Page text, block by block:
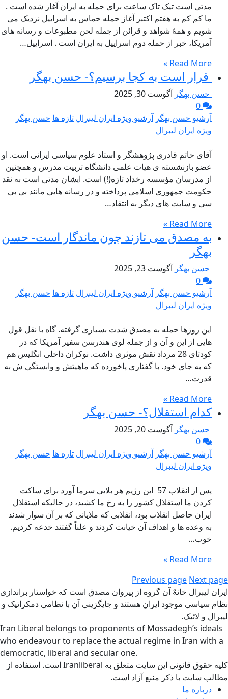
مدتی است تیک تاک ساعت برای حمله به ایران آغاز شده است .
ما کم کم به هفتم اکتبر آغاز حمله حماس به اسراییل نزدیک می
شویم و همهُ شواهد و قرائن از جمله لحن مطبوعات و رسانه های
آمریکا، خبر از حمله دوم اسراییل به ایران است . اسراییل…
Read More »
قرار است به کجا برسیم؟- حسن بهگر
حسن بهگر آگوست 30, 2025
آرشیو حسن بهگر آرشیو ویژه ایران لیبرال تازه ها حسن بهگر
ویژه ایران لیبرال
آقای حاتم قادری پژوهشگر و استاد علوم سیاسی ایرانی است. او
عضو بازنشسته ی هیات علمی دانشگاه تربیت مدرس و همچنین
از مدرسان مؤسسه رخداد تازه(!) است. ایشان مدتی است به نقد
حکومت جمهوری اسلامی پرداخته و در رسانه هایی مانند بی بی
سی و سایت های دیگر به انتقاد…
Read More »
به مصدق می تازند چون ماندگار است- حسن
بهگر
حسن بهگر آگوست 23, 2025
آرشیو حسن بهگر آرشیو ویژه ایران لیبرال تازه ها حسن بهگر
ویژه ایران لیبرال
این روزها حمله به مصدق شدت بسیاری گرفته. گاه با نقل قول
هایی از این و آن و از جمله لوی هندرسن سفیر آمریکا که در
کودتای 28 مرداد نقش موثری داشت. نوکران داخلی انگلیس هم
که به جای خود. با گفتاری پاخورده که ماهیتش و وابستگی ش به
قدرت…
Read More »
کدام استقلال؟- حسن بهگر
حسن بهگر آگوست 20, 2025
آرشیو حسن بهگر آرشیو ویژه ایران لیبرال تازه ها حسن بهگر
ویژه ایران لیبرال
پس از انقلاب 57 این رژیم هر بلایی سرما آورد برای ساکت
کردن ما استقلال کشور را به رخ ما کشید، در حالیکه استقلال
ایران حاصل انقلاب بود، انقلابی که ملایانی که بر آن سوار شدند
به وعده ها و اهداف آن خیانت کردند و علناً گفتند خدعه کردیم.
خوب…
Read More »
Previous page Next page
ایران لیبرال خانهٌ آن گروه از پیروان مصدق است که خواستار براندازی
نظام سیاسی موجود ایران هستند و جایگزینی آن با نظامی دمکراتیک و
لیبرال و لائیک.
Iran Liberal belongs to proponents of Mossadegh’s ideals
who endeavour to replace the actual regime in Iran with a
democratic, liberal and secular one.
کلیه حقوق قانونی این سایت متعلق به Iranliberal است. استفاده از
مطالب سایت با ذکر منبع آزاد است.
درباره ما